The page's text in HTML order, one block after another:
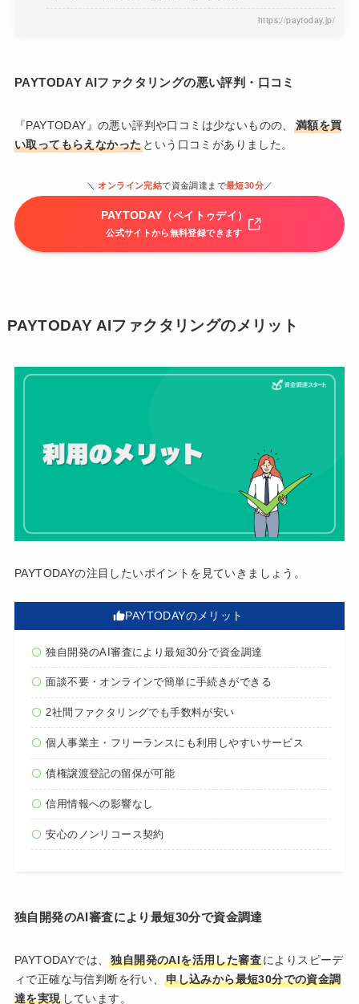
https://paytoday.jp/
PAYTODAY AIファクタリングの悪い評判・口コミ
『PAYTODAY』の悪い評判や口コミは少ないものの、
満額を買
い取ってもらえなかった という口コミがありました。
＼ オンライン完結で資金調達まで最短30分 ／
PAYTODAY （ペイトゥデイ）
公式サイトから無料登録できます
PAYTODAY AIファクタリングのメリット
PAYTODAYの注目したいポイントを見ていきましょう。
PAYTODAYのメリット
独自開発のAI審査により最短30分で資金調達
面談不要・オンラインで簡単に手続きができる
2社間ファクタリングでも手数料が安い
個人事業主・フリーランスにも利用しやすいサービス
債権譲渡登記の留保が可能
信用情報への影響なし
安心のノンリコース契約
独自開発のAI審査により最短30分で資金調達
PAYTODAYでは、独自開発のAIを活用した審査によりスピーデ
ィで正確な与信判断を行い、申し込みから最短30分での資金調
達を実現しています。